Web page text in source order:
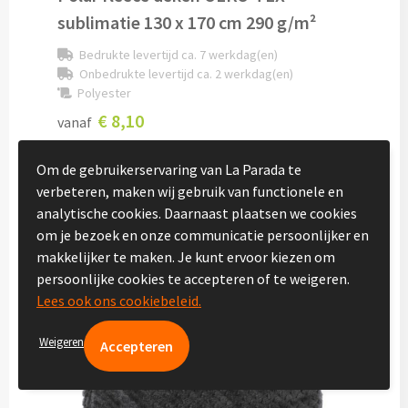
Vakantie, Recreatie & Spellen
Zomer & Strand
Zonnebrillen bedrukken
Strandballen bedrukken
Handwaaiers bedrukken
Strandtassen bedrukken
Strandmatten bedrukken
Strandstoelen bedrukken
Parasols bedrukken
sublimatie 130 x 170 cm 290 g/m²
Bedrukte levertijd ca. 7 werkdag(en)
Onbedrukte levertijd ca. 2 werkdag(en)
Polyester
vanaf € 8,10
Om de gebruikerservaring van La Parada te
verbeteren, maken wij gebruik van functionele en
analytische cookies. Daarnaast plaatsen we cookies
om je bezoek en onze communicatie persoonlijker en
makkelijker te maken. Je kunt ervoor kiezen om
persoonlijke cookies te accepteren of te weigeren.
Lees ook ons cookiebeleid.
Weigeren